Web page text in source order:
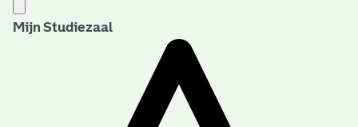
Mijn Studiezaal